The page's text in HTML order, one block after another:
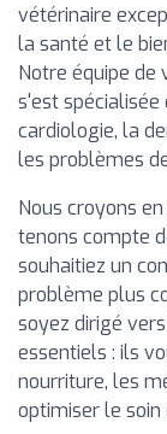
vétérinaire
la santé et le
Notre équipe de
s'est
cardiologie, la
les problèmes
Nous croyons
tenons compte
souhaitiez un
problème plus
soyez dirigé
essentiels : ils
nourriture, les
optimiser le